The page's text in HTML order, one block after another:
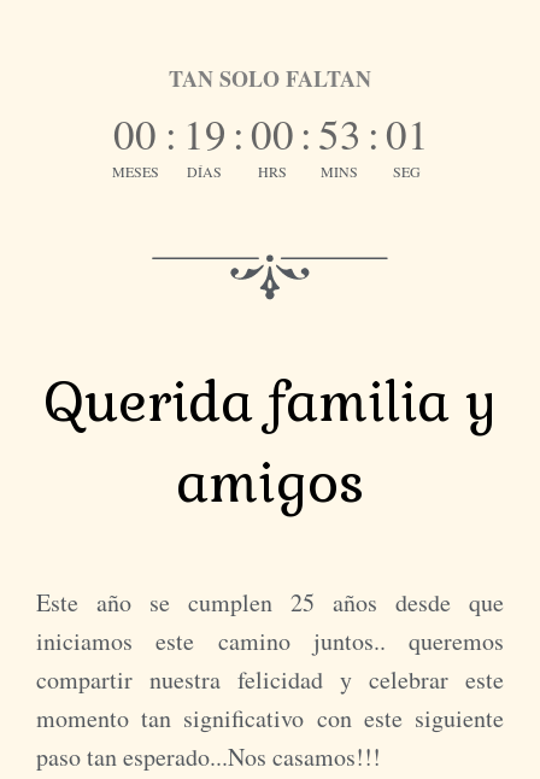
TAN SOLO FALTAN
00
MESES
: 19
DÍAS
:00
HRS
:53
MINS
:01
SEG
Querida familia y
amigos
Este año se cumplen 25 años desde que
iniciamos este camino juntos.. queremos
compartir nuestra felicidad y celebrar este
momento tan significativo con este siguiente
paso tan esperado...Nos casamos!!!